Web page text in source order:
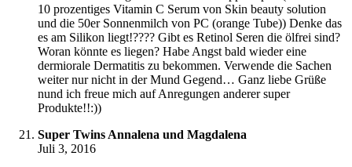
10 prozentiges Vitamin C Serum von Skin beauty solution
und die 50er Sonnenmilch von PC (orange Tube)) Denke das
es am Silikon liegt!???? Gibt es Retinol Seren die ölfrei sind?
Woran könnte es liegen? Habe Angst bald wieder eine
dermiorale Dermatitis zu bekommen. Verwende die Sachen
weiter nur nicht in der Mund Gegend… Ganz liebe Grüße
nund ich freue mich auf Anregungen anderer super
Produkte!!:))
Super Twins Annalena und Magdalena
Juli 3, 2016